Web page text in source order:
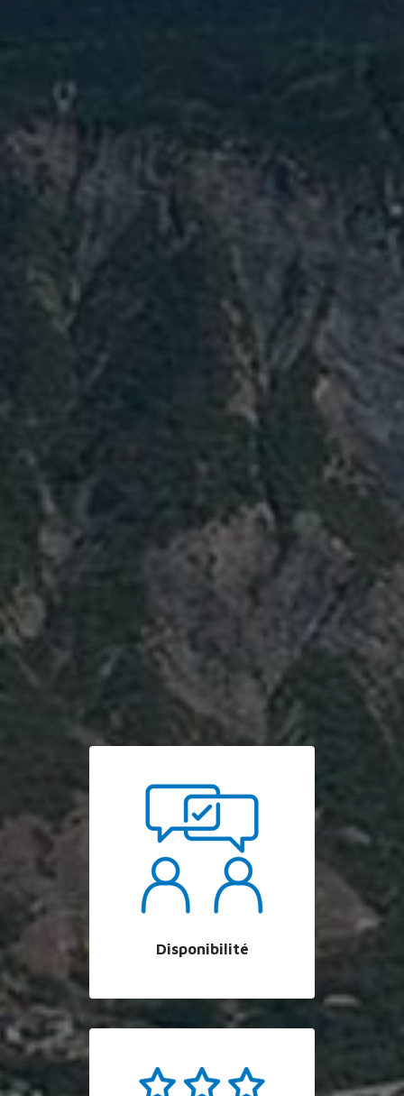
Disponibilité